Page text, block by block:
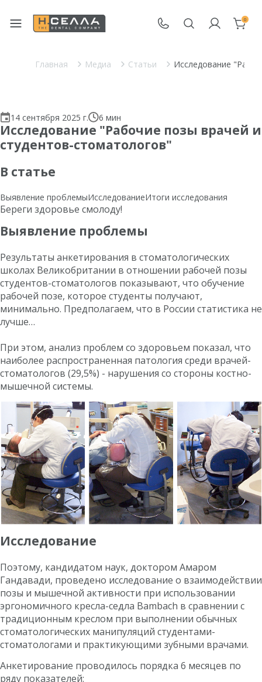
0
Главная Медиа Статьи Исследование
14 сентября 2025 г. 6 мин
Исследование "Рабочие позы врачей и
студентов-стоматологов"
В статье
Выявление проблемыИсследованиеИтоги исследования
Береги здоровье смолоду!
Выявление проблемы
Результаты анкетирования в стоматологических
школах Великобритании в отношении рабочей позы
студентов-стоматологов показывают, что обучение
рабочей позе, которое студенты получают,
минимально. Предполагаем, что в России статистика не
лучше…
При этом, анализ проблем со здоровьем показал, что
наиболее распространенная патология среди врачей-
стоматологов (29,5%) - нарушения со стороны костно-
мышечной системы.
Исследование
Поэтому, кандидатом наук, доктором Амаром
Гандавади, проведено исследование о взаимодействии
позы и мышечной активности при использовании
эргономичного кресла-седла Bambach в сравнении с
традиционным креслом при выполнении обычных
стоматологических манипуляций студентами-
стоматологами и практикующими зубными врачами.
Анкетирование проводилось порядка 6 месяцев по
ряду показателей: